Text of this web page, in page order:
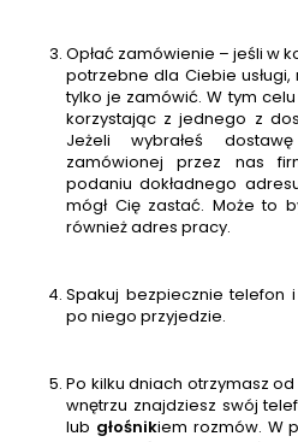
Opłać zamówienie – jeśli w
potrzebne dla Ciebie
tylko je zamówić. W tym
korzystając z jednego z
Jeżeli wybrałeś
zamówionej przez nas
podaniu dokładnego
mógł Cię zastać. Może to
również adres pracy.
Spakuj bezpiecznie telefon
po niego przyjedzie.
Po kilku dniach otrzymasz
wnętrzu znajdziesz swój
lub głośnikiem rozmów. W